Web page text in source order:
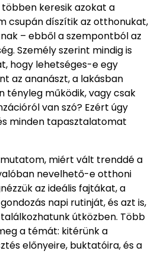
keresik azokat a
csupán díszítik az otthonukat,
– ebből a szempontból az
Személy szerint mindig is
hogy lehetséges-e egy
az ananászt, a lakásban
tényleg működik, vagy csak
van szó? Ezért úgy
minden tapasztalatomat
miért vált trenddé a
nevelhető-e otthoni
az ideális fajtákat, a
napi rutinját, és azt is,
útközben. Több
a témát: kitérünk a
előnyeire, buktatóira, és a